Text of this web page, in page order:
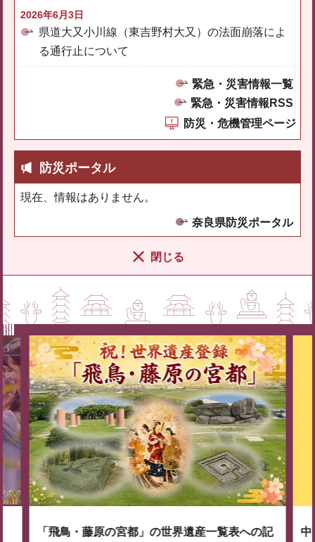
2026年6月3日
県道大又小川線（東吉野村大又）の法面崩落によ
る通行止について
緊急・災害情報一覧
緊急・災害情報RSS
防災・危機管理ページ
防災ポータル
現在、情報はありません。
奈良県防災ポータル
閉じる
「飛鳥・藤原の宮都」の世界遺産一覧表への記
中